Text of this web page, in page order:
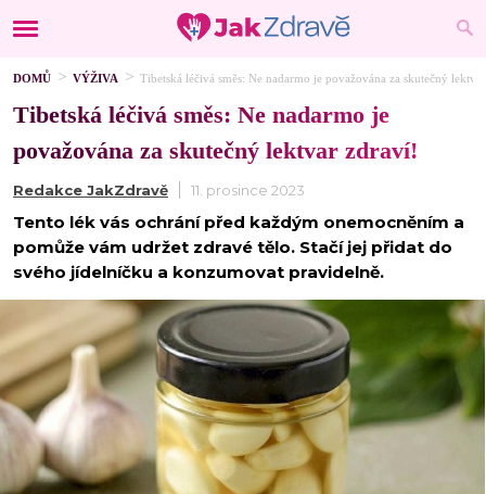
DOMŮ VÝŽIVA Tibetská léčivá směs: Ne nadarmo je považována za skutečný
Tibetská léčivá směs: Ne nadarmo je
považována za skutečný lektvar zdraví!
Redakce JakZdravě 11. prosince 2023
Tento lék vás ochrání před každým onemocněním a
pomůže vám udržet zdravé tělo. Stačí jej přidat do
svého jídelníčku a konzumovat pravidelně.